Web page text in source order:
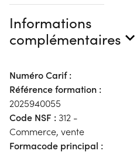
Informations
complémentaires
Numéro Carif :
Référence formation :
2025940055
Code NSF : 312 -
Commerce, vente
Formacode principal :